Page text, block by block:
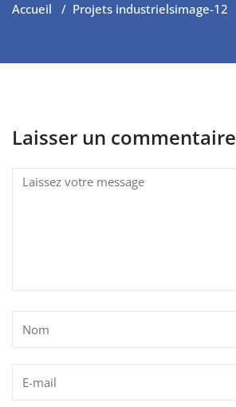
Accueil / Projets industrielsimage-12
Laisser un commentaire